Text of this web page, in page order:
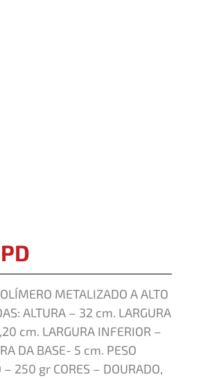
METALIZADO A ALTO
ALTURA – 32 cm. LARGURA
cm. LARGURA INFERIOR –
DA BASE- 5 cm. PESO
250 gr CORES – DOURADO,